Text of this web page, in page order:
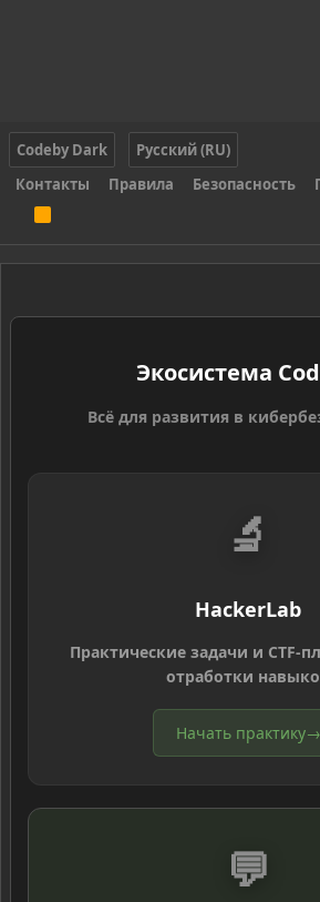
Codeby Dark
Русский (RU)
Контакты
Правила Безопасность
S
Экосистема
Всё для развития в
🔬
HackerLab
Практические задачи и CTF-
отработки
Начать практику→
💬